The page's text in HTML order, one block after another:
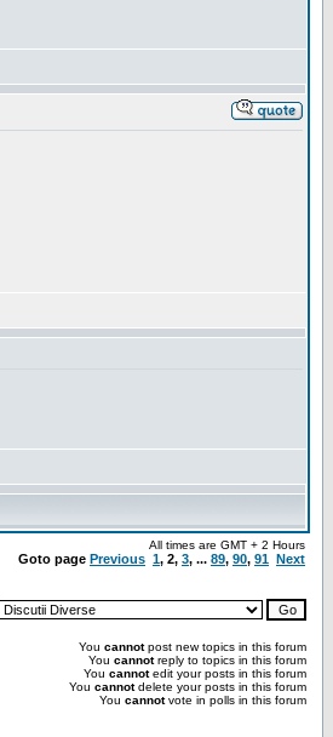
All times are GMT + 2 Hours
Goto page Previous 1, 2, 3, ... 89, 90, 91 Next
You cannotpost new topics in this forum
You cannotreply to topics in this forum
You cannotedit your posts in this forum
You cannotdelete your posts in this forum
You cannotvote in polls in this forum